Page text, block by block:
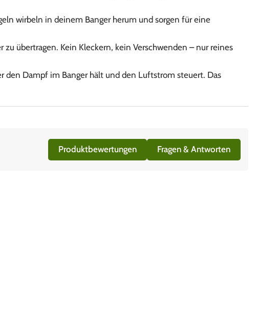
wirbeln in deinem Banger herum und sorgen für eine
übertragen. Kein Kleckern, kein Verschwenden – nur reines
den Dampf im Banger hält und den Luftstrom steuert. Das
Produktbewertungen Fragen & Antworten